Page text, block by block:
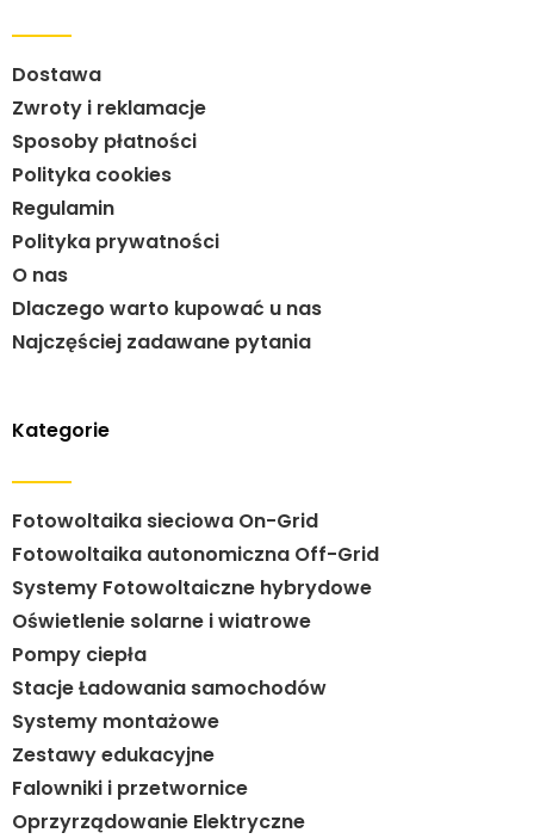
Dostawa
Zwroty i reklamacje
Sposoby płatności
Polityka cookies
Regulamin
Polityka prywatności
O nas
Dlaczego warto kupować u nas
Najczęściej zadawane pytania
Kategorie
Fotowoltaika sieciowa On-Grid
Fotowoltaika autonomiczna Off-Grid
Systemy Fotowoltaiczne hybrydowe
Oświetlenie solarne i wiatrowe
Pompy ciepła
Stacje Ładowania samochodów
Systemy montażowe
Zestawy edukacyjne
Falowniki i przetwornice
Oprzyrządowanie Elektryczne